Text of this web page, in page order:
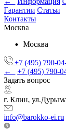
Гарантии Статьи
Контакты
Москва
Москва
+7 (495) 790-
←
+7 (495) 790-
Задать вопрос
г. Клин,
info@barokko-ei.ru